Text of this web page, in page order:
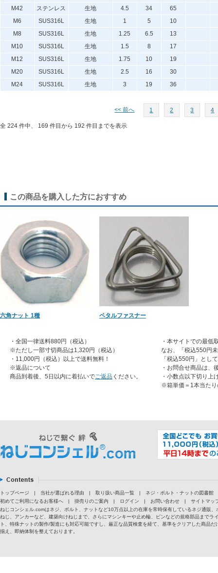
M42
ステンレス 生地 4.5 34
65
M6
SUS316L 生地 1 5
10
M8
SUS316L 生地 1.25 6.5
13
M10
SUS316L 生地 1.5 8
17
M12
SUS316L 生地 1.75 10
19
M20
SUS316L 生地 2.5 16
30
M24
SUS316L 生地 3 19 36
<< 前へ 1 2 3 4
全 224 件中、 169 件目から 192 件目までを表示
この商品を購入した方におすすめ
六角ナット 1種 ペタルファスナー
・全国一律送料880円（税込）
※ただし一部寸切商品は1,320円（税込）
・11,000円（税込）以上で送料無料！
※返品について
商品到着後、5日以内に着払いでご返品 ください。
・本サイトでの最低
なお、「税込550円
「税込550円」とし
・お問合せ商品は、
・小数点以下切り上
※箱単価＝1本当たり
トップページ | 当社が選ばれる理由 | 取り扱い商品一覧 |
ネジ・ボルト・ナットの図書館
初めてご利用になるお客様へ
| 掛売りのご案内 | ログイン | お問い合わせ |
サイトマッ
ねじコンシェル.comはネジ、ボルト、ナットなど10万点以上の在庫を常時保有しているネジ通販
ねじ、アンカーなど、建築向けねじまで、さらにマシンキーや止め輪、ピンなどの規格部品まで
ト、特殊ナットの製作/製造にも対応可能ですし、厳正な品質検査を経て、基準をクリアした商品
揃え、即納体制を整えております。